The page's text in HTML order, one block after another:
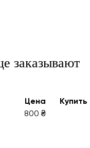
заказывают
Цена
Купить
800 ₴